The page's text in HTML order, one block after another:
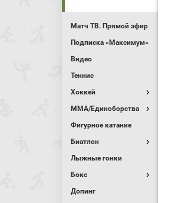
Матч ТВ. Прямой эфир
Подписка «Максимум»
Видео
Теннис
Хоккей
MMA/Единоборства
Фигурное катание
Биатлон
Лыжные гонки
Бокс
Допинг